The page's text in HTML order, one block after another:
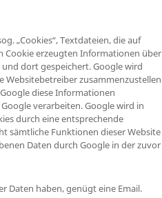
„Cookies“, Textdateien, die auf
Cookie erzeugten Informationen über
dort gespeichert. Google wird
zusammenzustellen
diese Informationen
verarbeiten. Google wird in
durch eine entsprechende
sämtliche Funktionen dieser Website
Daten durch Google in der zuvor
Daten haben, genügt eine Email.